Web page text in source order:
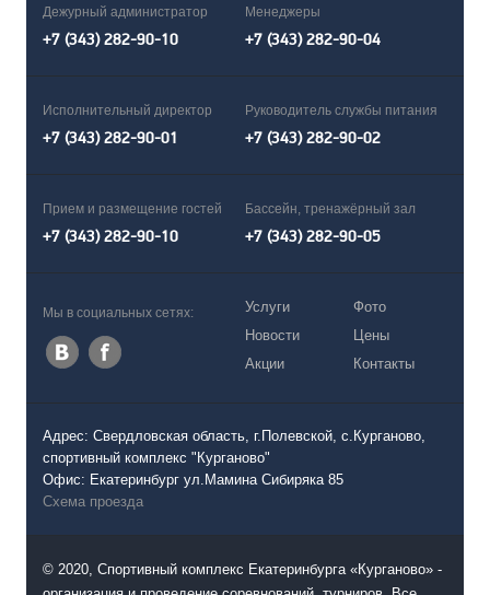
Дежурный администратор
+7 (343) 282-90-10
Менеджеры
+7 (343) 282-90-04
Исполнительный директор
+7 (343) 282-90-01
Руководитель службы питания
+7 (343) 282-90-02
Прием и размещение гостей
+7 (343) 282-90-10
Бассейн, тренажёрный зал
+7 (343) 282-90-05
Мы в социальных сетях:
Услуги
Новости
Акции
Фото
Цены
Контакты
Адрес: Свердловская область, г.Полевской, с.Курганово,
спортивный комплекс "Курганово"
Офис: Екатеринбург ул.Мамина Сибиряка 85
Схема проезда
© 2020, Спортивный комплекс Екатеринбурга «Курганово» -